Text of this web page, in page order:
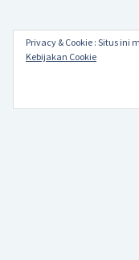
Privacy & Cookie : Situs
Kebijakan Cookie